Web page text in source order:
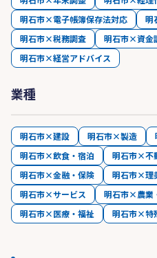
明石市×電子帳簿保存法対応
明
明石市×税務調査
明石市×資金
明石市×経営アドバイス
業種
明石市×建設 明石市×製造
明石市×飲食・宿泊
明石市×不
明石市×金融・保険
明石市×理
明石市×サービス
明石市×農業
明石市×医療・福祉
明石市×特